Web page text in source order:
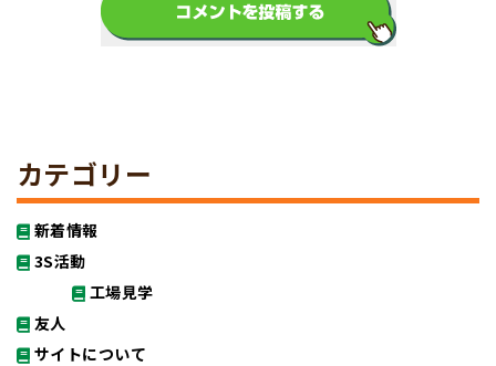
カテゴリー
新着情報
3S活動
工場見学
友人
サイトについて